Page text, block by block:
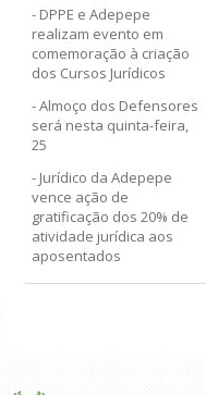
DPPE e Adepepe
realizam evento em
comemoração à criação
dos Cursos Jurídicos
Almoço dos Defensores
será nesta quinta-feira,
25
Jurídico da Adepepe
vence ação de
gratificação dos 20% de
atividade jurídica aos
aposentados